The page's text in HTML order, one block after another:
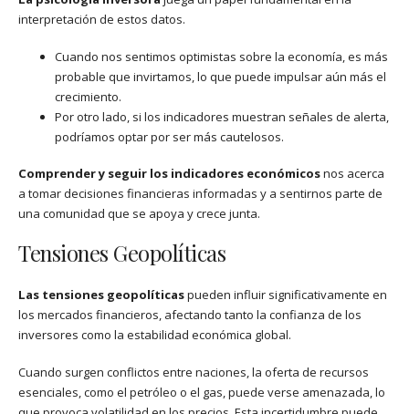
interpretación de estos datos.
Cuando nos sentimos optimistas sobre la economía, es más
probable que invirtamos, lo que puede impulsar aún más el
crecimiento.
Por otro lado, si los indicadores muestran señales de alerta,
podríamos optar por ser más cautelosos.
Comprender y seguir los indicadores económicosnos acerca
a tomar decisiones financieras informadas y a sentirnos parte de
una comunidad que se apoya y crece junta.
Tensiones Geopolíticas
Las tensiones geopolíticaspueden influir significativamente en
los mercados financieros, afectando tanto la confianza de los
inversores como la estabilidad económica global.
Cuando surgen conflictos entre naciones, la oferta de recursos
esenciales, como el petróleo o el gas, puede verse amenazada, lo